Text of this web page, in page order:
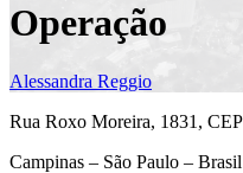
Operação
Alessandra Reggio
Rua Roxo Moreira, 1831,
Campinas – São Paulo – Brasil